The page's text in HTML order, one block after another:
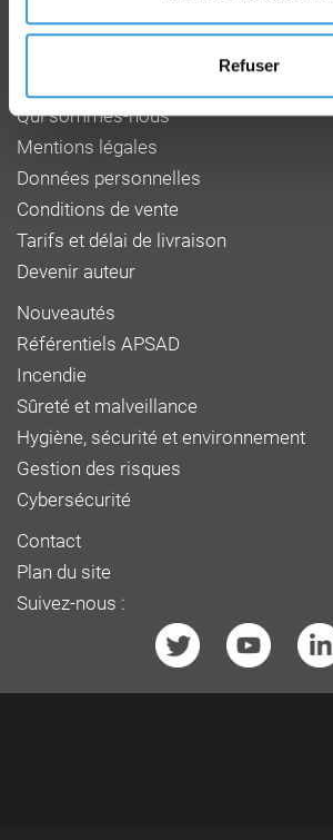
Refuser
www.faceaurisque.com
Qui sommes-nous
Mentions légales
Données personnelles
Conditions de vente
Tarifs et délai de livraison
Devenir auteur
Nouveautés
Référentiels APSAD
Incendie
Sûreté et malveillance
Hygiène, sécurité et environnement
Gestion des risques
Cybersécurité
Contact
Plan du site
Suivez-nous :